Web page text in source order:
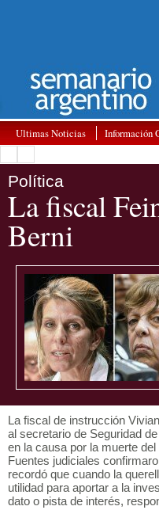
Ultimas Noticias Información
Política
La fiscal
Berni
La fiscal de instrucción
al secretario de Seguridad
en la causa por la muerte
Fuentes judiciales
recordó que cuando la
utilidad para aportar a la
dato o pista de interés,